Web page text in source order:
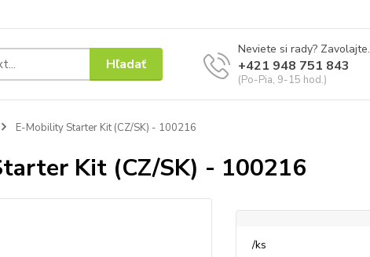
Hľadať
Neviete si rady? Zavolajte.
+421 948 751 843
(Po-Pia, 9-15 hod.)
E-Mobility Starter Kit (CZ/SK) - 100216
Kit (CZ/SK) - 100216
/ks